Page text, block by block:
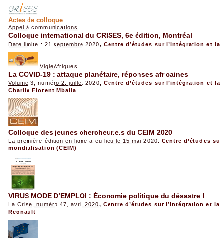
Actes de colloque
Appel à communications
Colloque international du CRISES, 6e édition, Montréal
Date limite : 21 septembre 2020, Centre d’études sur l’intégration et
VigieAfriques
La COVID-19 : attaque planétaire, réponses africaines
Volume 3, numéro 2, juillet 2020, Centre d’études sur l’intégration et
Charlie Florent Mballa
Colloque des jeunes chercheur.e.s du CEIM 2020
La première édition en ligne a eu lieu le 15 mai 2020, Centre d’études
mondialisation (CEIM)
VIRUS MODE D’EMPLOI : Économie politique du désastre !
La Crise, numéro 47, avril 2020, Centre d’études sur l’intégration et
Regnault